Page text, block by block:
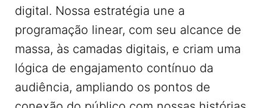
digital. Nossa estratégia une a
programação linear, com seu alcance de
massa, às camadas digitais, e criam uma
lógica de engajamento contínuo da
audiência, ampliando os pontos de